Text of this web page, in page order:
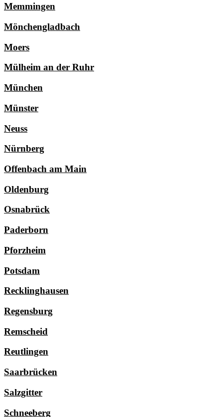
Memmingen
Mönchengladbach
Moers
Mülheim an der Ruhr
München
Münster
Neuss
Nürnberg
Offenbach am Main
Oldenburg
Osnabrück
Paderborn
Pforzheim
Potsdam
Recklinghausen
Regensburg
Remscheid
Reutlingen
Saarbrücken
Salzgitter
Schneeberg